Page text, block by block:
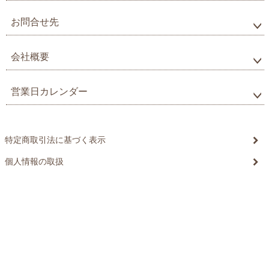
お問合せ先
会社概要
営業日カレンダー
特定商取引法に基づく表示
個人情報の取扱